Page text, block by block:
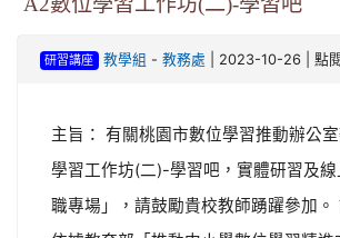
研習講座 教學組 - 教務處 | 2023-10-26 | 點
主旨： 有關桃園市數位學習推動辦公
學習工作坊(二)-學習吧，實體研習及
職專場」，請鼓勵貴校教師踴躍參加